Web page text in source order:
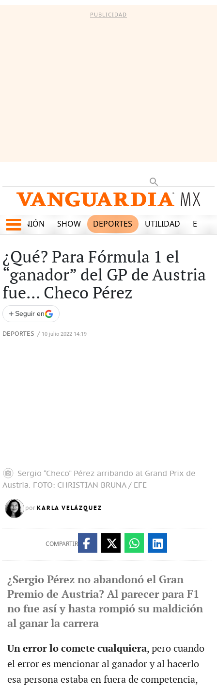
PUBLICIDAD
OPINIÓN SHOW DEPORTES UTILIDAD
¿Qué? Para Fórmula 1 el
“ganador” del GP de Austria
fue... Checo Pérez
+ Seguir en
DEPORTES / 10 julio 2022 14:19
Sergio “Checo” Pérez arribando al Grand Prix de
Austria. FOTO: CHRISTIAN BRUNA / EFE
por KARLA VELÁZQUEZ
COMPARTIR
¿Sergio Pérez no abandonó el Gran
Premio de Austria? Al parecer para F1
no fue así y hasta rompió su maldición
al ganar la carrera
Un error lo comete cualquiera, pero cuando
el error es mencionar al ganador y al hacerlo
esa persona estaba en fuera de competencia,